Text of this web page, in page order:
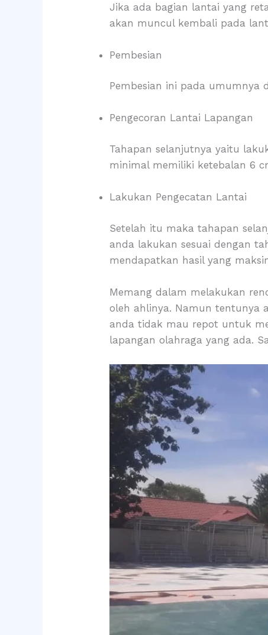
Jika ada bagian lantai yang
akan muncul kembali pada
Pembesian
Pembesian ini pada umumnya
Pengecoran Lantai Lapangan
Tahapan selanjutnya yaitu
minimal memiliki ketebalan 6
Lakukan Pengecatan Lantai
Setelah itu maka tahapan
anda lakukan sesuai dengan
mendapatkan hasil yang
Memang dalam melakukan
oleh ahlinya. Namun tentunya
anda tidak mau repot untuk
lapangan olahraga yang ada.